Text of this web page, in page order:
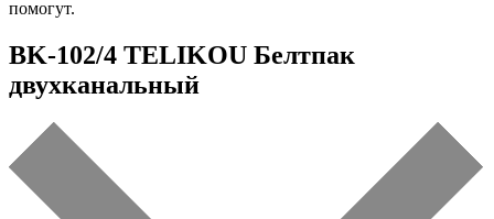
помогут.
BK-102/4 TELIKOU Белтпак
двухканальный